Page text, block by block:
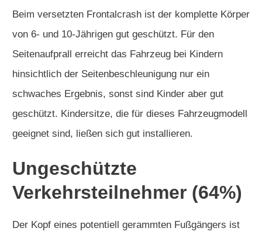
Beim versetzten Frontalcrash ist der komplette Körper
von 6- und 10-Jährigen gut geschützt. Für den
Seitenaufprall erreicht das Fahrzeug bei Kindern
hinsichtlich der Seitenbeschleunigung nur ein
schwaches Ergebnis, sonst sind Kinder aber gut
geschützt. Kindersitze, die für dieses Fahrzeugmodell
geeignet sind, ließen sich gut installieren.
Ungeschützte
Verkehrsteilnehmer (64%)
Der Kopf eines potentiell gerammten Fußgängers ist